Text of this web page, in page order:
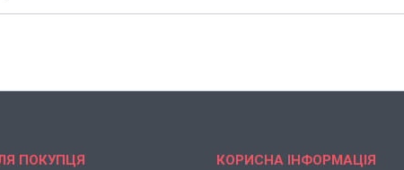
ПОКУПЦЯ КОРИСНА ІНФОРМАЦІЯ